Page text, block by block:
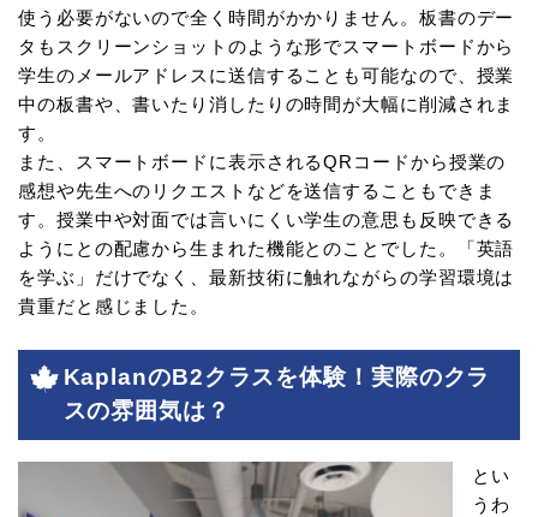
使う必要がないので全く時間がかかりません。板書のデー
タもスクリーンショットのような形でスマートボードから
学生のメールアドレスに送信することも可能なので、授業
中の板書や、書いたり消したりの時間が大幅に削減されま
す。
また、スマートボードに表示されるQRコードから授業の
感想や先生へのリクエストなどを送信することもできま
す。授業中や対面では言いにくい学生の意思も反映できる
ようにとの配慮から生まれた機能とのことでした。「英語
を学ぶ」だけでなく、最新技術に触れながらの学習環境は
貴重だと感じました。
KaplanのB2クラスを体験！実際のクラ
スの雰囲気は？
とい
うわ